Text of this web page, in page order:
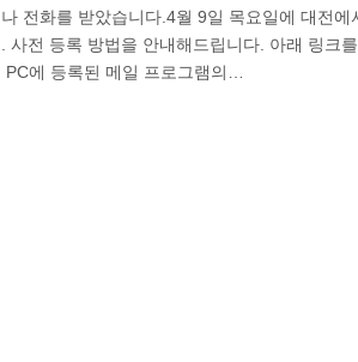
전화를 받았습니다.4월 9일 목요일에 대전에
. 사전 등록 방법을 안내해드립니다. 아래 링크
PC에 등록된 메일 프로그램의…